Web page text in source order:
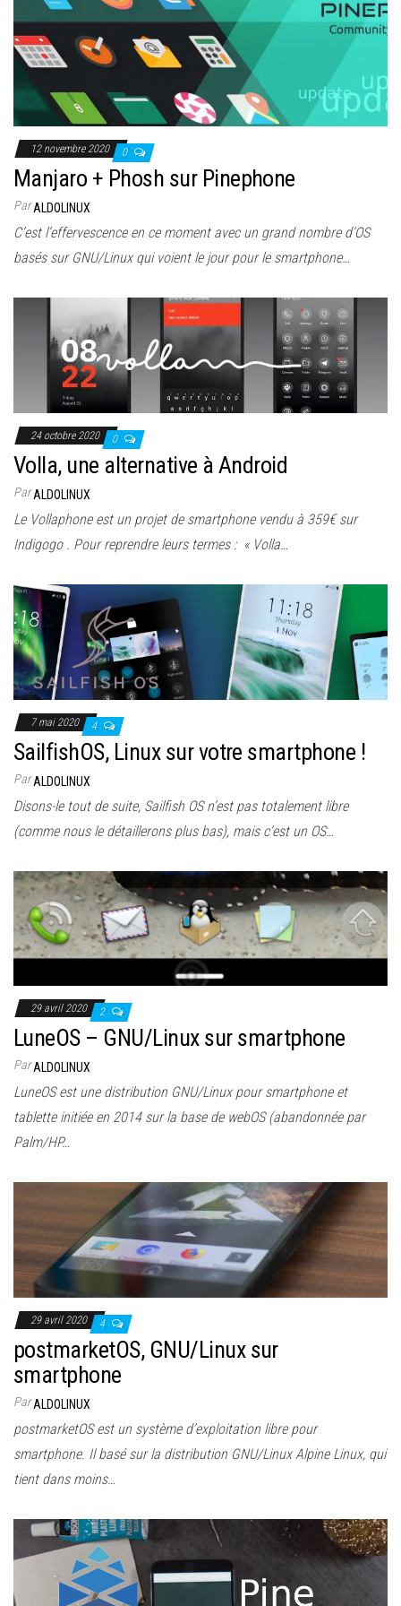
12 novembre 2020 0
Manjaro + Phosh sur Pinephone
ParALDOLINUX
C’est l’effervescence en ce moment avec un grand nombre d’OS
basés sur GNU/Linux qui voient le jour pour le smartphone…
24 octobre 2020 0
Volla, une alternative à Android
ParALDOLINUX
Le Vollaphone est un projet de smartphone vendu à 359€ sur
Indigogo . Pour reprendre leurs termes : « Volla…
7 mai 2020 4
SailfishOS, Linux sur votre smartphone !
ParALDOLINUX
Disons-le tout de suite, Sailfish OS n’est pas totalement libre
(comme nous le détaillerons plus bas), mais c’est un OS…
29 avril 2020 2
LuneOS – GNU/Linux sur smartphone
ParALDOLINUX
LuneOS est une distribution GNU/Linux pour smartphone et
tablette initiée en 2014 sur la base de webOS (abandonnée par
Palm/HP…
29 avril 2020 4
postmarketOS, GNU/Linux sur
smartphone
ParALDOLINUX
postmarketOS est un système d’exploitation libre pour
smartphone. Il basé sur la distribution GNU/Linux Alpine Linux, qui
tient dans moins…